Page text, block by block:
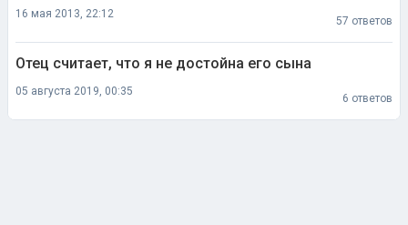
16 мая 2013, 22:12
57 ответов
Отец считает, что я не достойна его сына
05 августа 2019, 00:35
6 ответов